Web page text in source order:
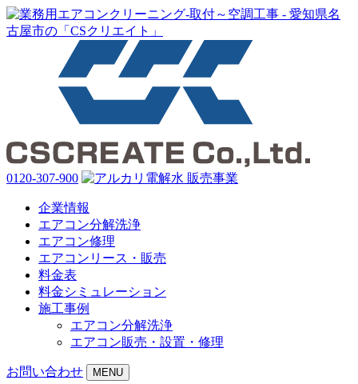
0120-307-900
企業情報
エアコン分解洗浄
エアコン修理
エアコンリース・販売
料金表
料金シミュレーション
施工事例
エアコン分解洗浄
エアコン販売・設置・修理
お問い合わせ MENU